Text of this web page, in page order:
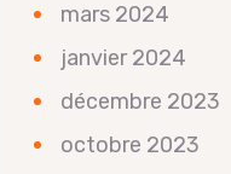
mars 2024
janvier 2024
décembre 2023
octobre 2023